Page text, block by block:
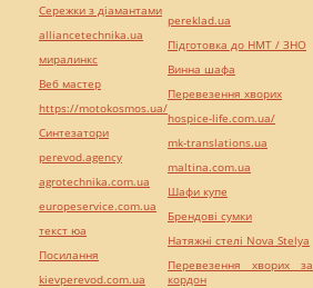
Сережки з діамантами
alliancetechnika.ua
миралинкс
Веб мастер
https://motokosmos.ua/
Синтезатори
perevod.agency
agrotechnika.com.ua
europeservice.com.ua
текст юа
Посилання
kievperevod.com.ua
pereklad.ua
Підготовка до НМТ / ЗНО
Винна шафа
Перевезення хворих
hospice-life.com.ua/
mk-translations.ua
maltina.com.ua
Шафи купе
Брендові сумки
Натяжні стелі Nova Stelya
Перевезення хворих за
кордон